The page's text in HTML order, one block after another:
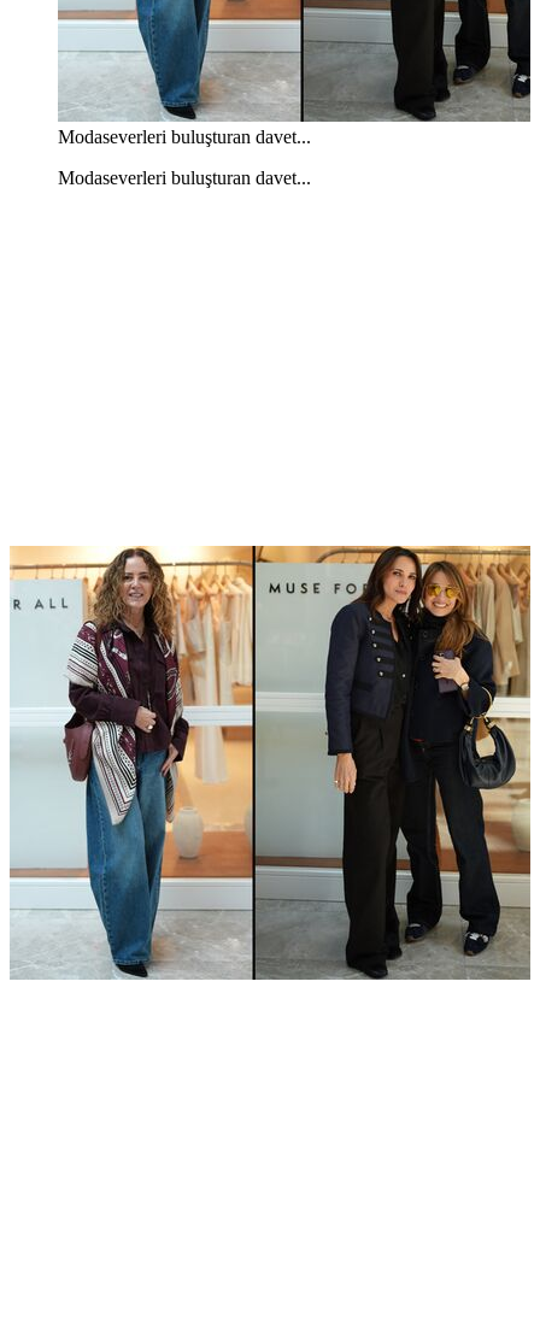
Modaseverleri buluşturan davet...
Modaseverleri buluşturan davet...